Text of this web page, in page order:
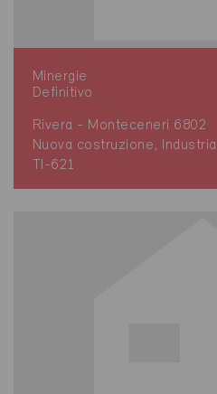
Minergie
Definitivo
Rivera - Monteceneri 6802
Nuova costruzione, Industria
TI-621